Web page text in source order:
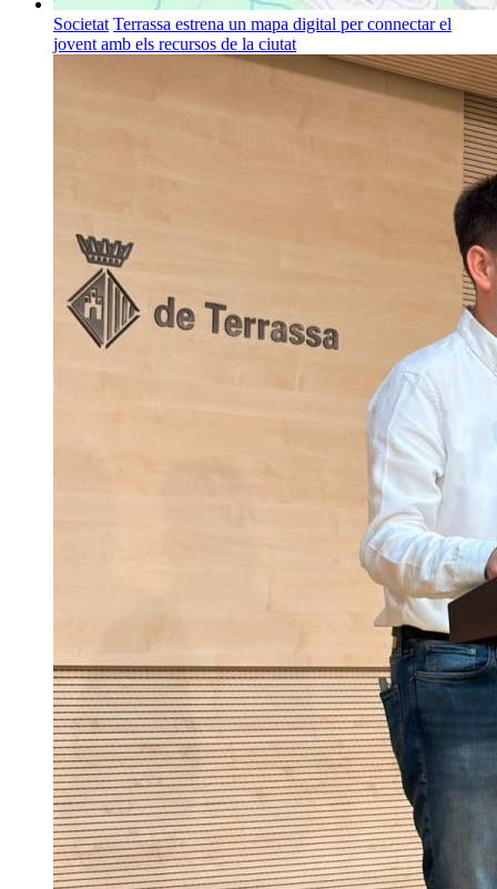
Societat Terrassa estrena un mapa digital per connectar el
jovent amb els recursos de la ciutat